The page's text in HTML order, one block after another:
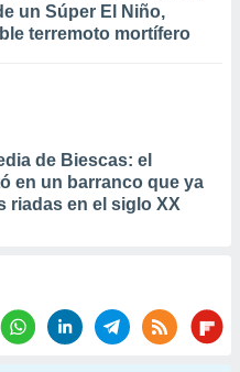
un Súper El Niño,
terremoto mortífero
de Biescas: el
en un barranco que ya
riadas en el siglo XX